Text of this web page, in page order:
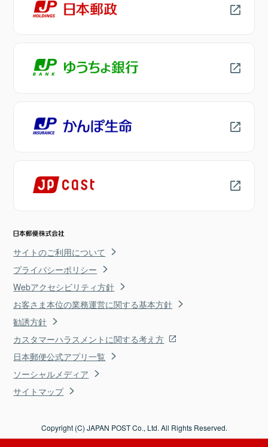
サイトのご利用について
プライバシーポリシー
Webアクセシビリティ方針
お客さま本位の業務運営に関する基本方針
勧誘方針
カスタマーハラスメントに関する考え方
日本郵便公式アプリ一覧
ソーシャルメディア
サイトマップ
Copyright (C) JAPAN POST Co., Ltd. All Rights Reserved.